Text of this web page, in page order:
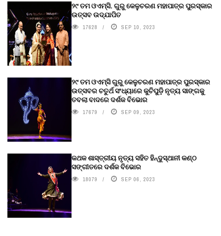
୨୯ ତମ ଓଏମ୍‌ସି. ଗୁରୁ କେଳୁଚରଣ ମହାପାତ୍ର ପୁରସ୍କାର
ଉତ୍ସବ ଉଦ୍‍ଯାପିତ
17628 SEP 10, 2023
୨୯ ତମ ଓଏମ୍‌ସି ଗୁରୁ କେଳୁଚରଣ ମହାପାତ୍ର ପୁରସ୍କାର
ଉତ୍ସବର ଚତୁର୍ଥ ସଂଧ୍ୟାରେ କୁଚିପୁଡ଼ି ନୃତ୍ୟ ସାଙ୍ଗକୁ
ତବଲା ବାଦରେ ଦର୍ଶକ ବିଭୋର
17679 SEP 09, 2023
କଥକ ଶାସ୍ତ୍ରୀୟ ନୃତ୍ୟ ସହିତ ହିନ୍ଦୁସ୍ଥାନୀ କଣ୍ଠ
ସଙ୍ଗୀତରେ ଦର୍ଶକ ବିଭୋର
18079 SEP 06, 2023